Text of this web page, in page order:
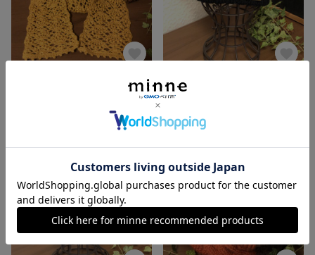
透かし編みのレーシーマフラー
1,800円
SOLD OUT SOLD OUT